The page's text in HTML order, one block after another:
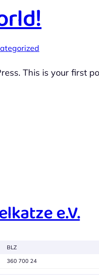
This is your first
e.V.
BLZ
360 700 24